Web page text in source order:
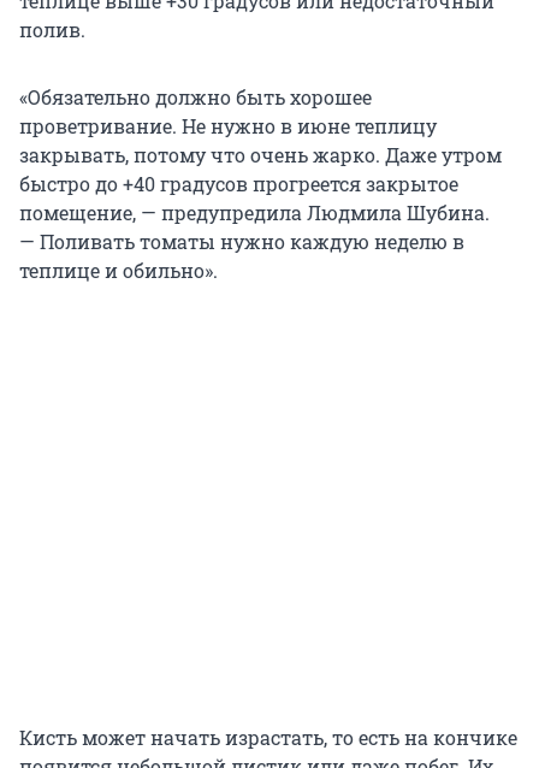
полив.
«Обязательно должно быть хорошее
проветривание. Не нужно в июне теплицу
закрывать, потому что очень жарко. Даже утром
быстро до +40 градусов прогреется закрытое
помещение, — предупредила Людмила Шубина.
— Поливать томаты нужно каждую неделю в
теплице и обильно».
Кисть может начать израстать, то есть на кончике